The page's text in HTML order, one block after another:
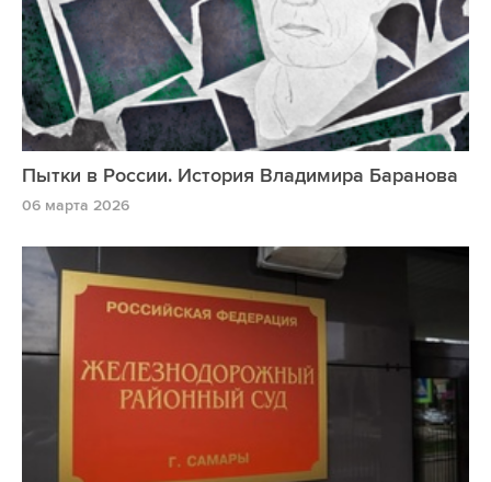
Пытки в России. История Владимира Баранова
06 марта 2026